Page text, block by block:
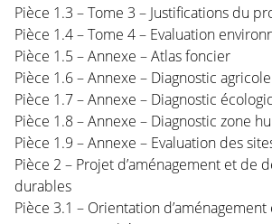
Pièce 1.3 – Tome 3 – Justifications du
Pièce 1.4 – Tome 4 – Evaluation
Pièce 1.5 – Annexe – Atlas foncier
Pièce 1.6 – Annexe – Diagnostic agricole
Pièce 1.7 – Annexe – Diagnostic
Pièce 1.8 – Annexe – Diagnostic zone
Pièce 1.9 – Annexe – Evaluation des
Pièce 2 – Projet d’aménagement et de
durables
Pièce 3.1 – Orientation d’aménagement